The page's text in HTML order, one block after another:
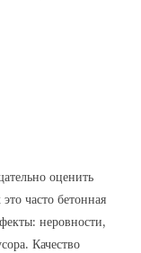
оценить
часто бетонная
неровности,
Качество